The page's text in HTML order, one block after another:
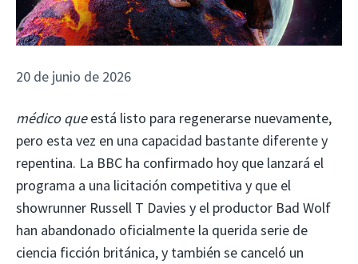
20 de junio de 2026
médico queestá listo para regenerarse nuevamente,
pero esta vez en una capacidad bastante diferente y
repentina. La BBC ha confirmado hoy que lanzará el
programa a una licitación competitiva y que el
showrunner Russell T Davies y el productor Bad Wolf
han abandonado oficialmente la querida serie de
ciencia ficción británica, y también se canceló un